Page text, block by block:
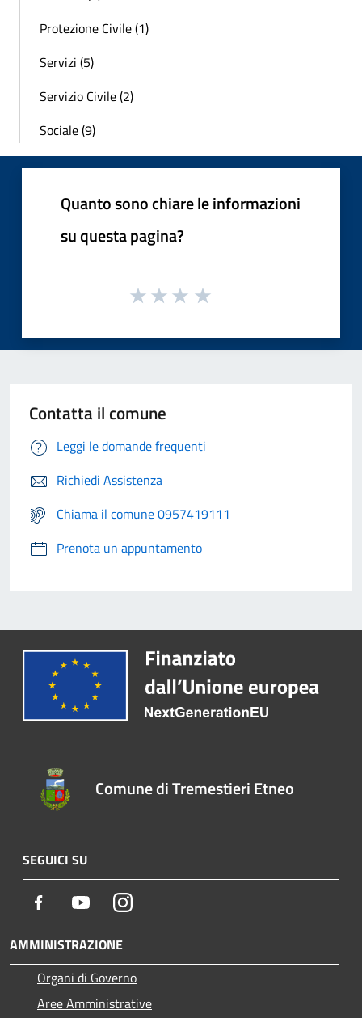
Protezione Civile (1)
Servizi (5)
Servizio Civile (2)
Sociale (9)
Quanto sono chiare le informazioni
su questa pagina?
Contatta il comune
Leggi le domande frequenti
Richiedi Assistenza
Chiama il comune 0957419111
Prenota un appuntamento
Comune di Tremestieri Etneo
SEGUICI SU
Facebook YoutubeInstagram
AMMINISTRAZIONE
Organi di Governo
Aree Amministrative